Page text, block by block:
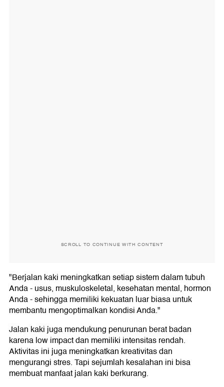
SCROLL TO CONTINUE WITH CONTENT
"Berjalan kaki meningkatkan setiap sistem dalam tubuh
Anda - usus, muskuloskeletal, kesehatan mental, hormon
Anda - sehingga memiliki kekuatan luar biasa untuk
membantu mengoptimalkan kondisi Anda."
Jalan kaki juga mendukung penurunan berat badan
karena low impact dan memiliki intensitas rendah.
Aktivitas ini juga meningkatkan kreativitas dan
mengurangi stres. Tapi sejumlah kesalahan ini bisa
membuat manfaat jalan kaki berkurang.